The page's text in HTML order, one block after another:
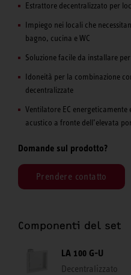
Estrattore decentralizzato per
Impiego nei locali che
bagno, cucina e WC
Soluzione facile da installare
Idoneità per la combinazione
decentralizzate
Ventilatore EC
acustico a fronte dell’elevata
Domande sul prodotto?
Prendere contatto
Componenti del set
LA 100 G-U
Decentralizzato